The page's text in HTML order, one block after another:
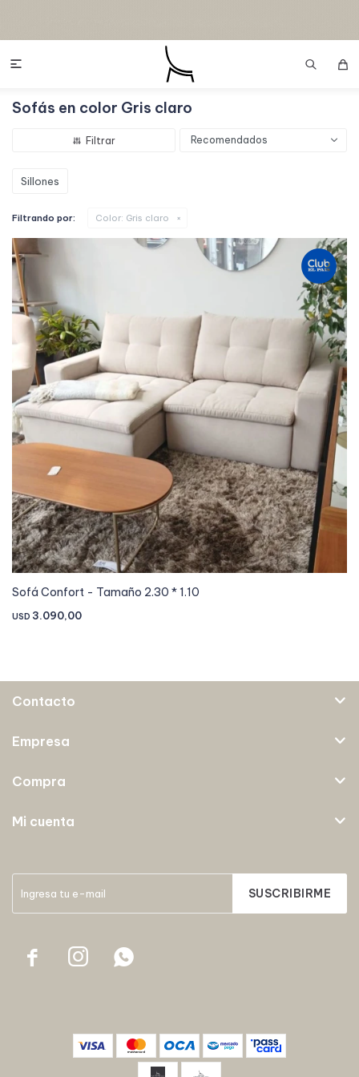

Sofás en color Gris claro
Recomendados
Sillones
Filtrando por: Color: Gris claro
Sofá Confort - Tamaño 2.30 * 1.10
USD 3.090,00
SUSCRIBIRME
  
Contacto
Empresa
Compra
Mi cuenta